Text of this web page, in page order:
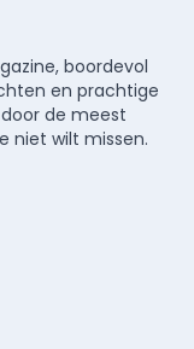
boordevol
en prachtige
de meest
niet wilt missen.